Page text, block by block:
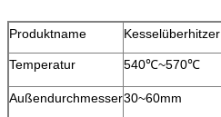
Produktname Kesselüberhitzer
Temperatur 540℃~570℃
Außendurchmesser30~60mm